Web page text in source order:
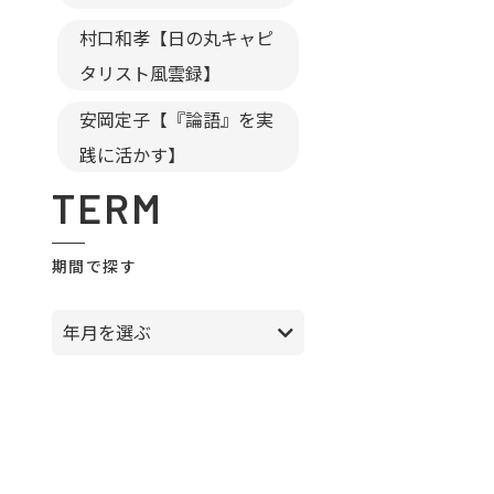
村口和孝【日の丸キャピ
タリスト風雲録】
安岡定子【『論語』を実
践に活かす】
TERM
期間で探す
年月を選ぶ